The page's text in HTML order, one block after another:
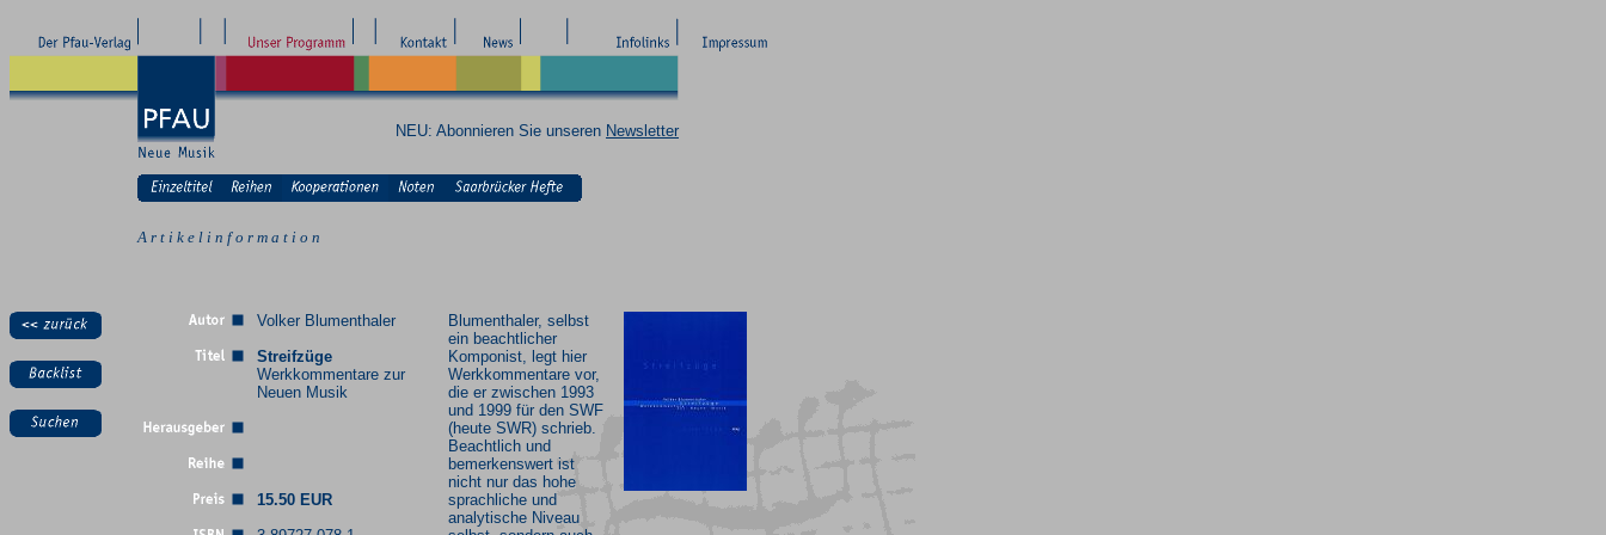
NEU: Abonnieren Sie unseren Newsletter
A r t i k e l i n f o r m a t i o n
Volker Blumenthaler
Streifzüge
Werkkommentare zur
Neuen Musik
15.50 EUR
Blumenthaler, selbst
ein beachtlicher
Komponist, legt hier
Werkkommentare vor,
die er zwischen 1993
und 1999 für den SWF
(heute SWR) schrieb.
Beachtlich und
bemerkenswert ist
nicht nur das hohe
sprachliche und
analytische Niveau